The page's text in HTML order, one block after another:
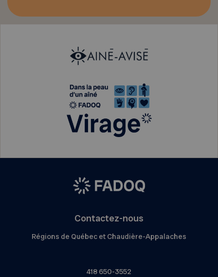
Contactez-nous
Régions de Québec et Chaudière-Appalaches
418 650-3552